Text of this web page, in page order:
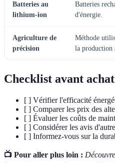
Batteries au
lithium-ion
Batteries
d'énergie.
Agriculture de
précision
Méthode
la production
Checklist avant achat
[ ] Vérifier l'efficacité
[ ] Comparer les prix des
[ ] Évaluer les coûts de
[ ] Considérer les avis
[ ] Informez-vous sur la
📺 Pour aller plus loin :